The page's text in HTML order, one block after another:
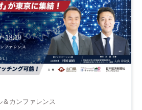
カンファレンス